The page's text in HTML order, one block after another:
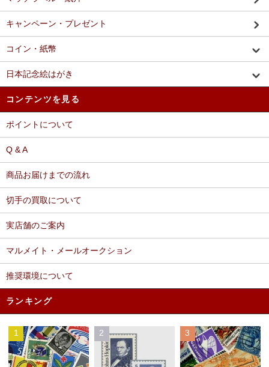
キャンペーン・プレゼント
コイン・紙幣
日本記念絵はがき
コンテンツを見る
ポイントについて
Q & A
商品お届けまでの流れ
切手の買取について
実店舗のご案内
マルメイト・メールオークション
推奨環境について
ランキング
1 2 3